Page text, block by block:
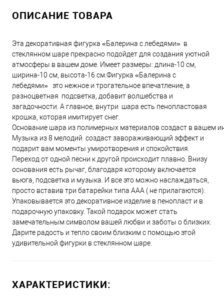
ОПИСАНИЕ ТОВАРА
Эта декоративная фигурка «Балерина с лебедями» в
стеклянном шаре прекрасно подойдет для создания уютной
атмосферы в вашем доме. Имеет размеры: длина-10 см,
ширина-10 см, высота-16 см.Фигурка «Балерина с
лебедями» это нежное и трогательное впечатление, а
разноцветная подсветка, добавит волшебства и
загадочности. А главное, внутри шара есть пенопластовая
крошка, которая имитирует снег.
Основание шара из полимерных материалов создаст в вашем
Музыка из 8 мелодий создаст завораживающий эффект и
подарит вам моменты умиротворения и спокойствия.
Переход от одной песни к другой происходит плавно. Внизу
основания есть рычаг, благодаря которому включается
вьюга, подсветка и музыка. И все это можно наслаждаться,
просто вставив три батарейки типа ААА ( не прилагаются).
Упаковывается это декоративное изделие в пенопласт и в
подарочную упаковку. Такой подарок может стать
замечательным символом вашей любви и заботы о близких.
Дарите радость и тепло своим близким с помощью этой
удивительной фигурки в стеклянном шаре.
ХАРАКТЕРИСТИКИ: